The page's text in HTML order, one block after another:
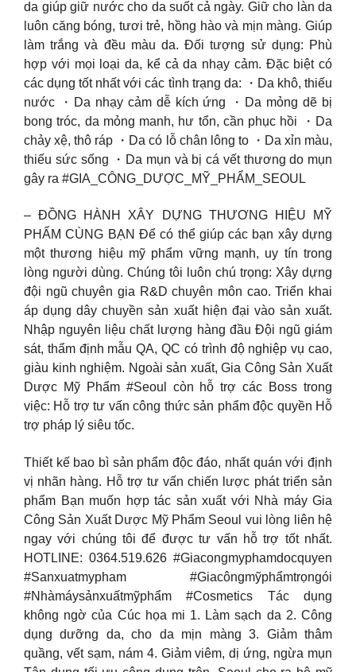
da giúp giữ nước cho da suốt cả ngày. Giữ cho làn da
luôn căng bóng, tươi trẻ, hồng hào và mịn màng. Giúp
làm trắng và đều màu da. Đối tượng sử dụng: Phù
hợp với mọi loại da, kể cả da nhạy cảm. Đặc biệt có
các dụng tốt nhất với các tình trạng da: ・Da khô, thiếu
nước ・Da nhạy cảm dễ kích ứng ・Da mỏng dẽ bị
bong tróc, da mỏng manh, hư tổn, cần phục hồi ・Da
chảy xệ, thô ráp ・Da có lỗ chân lông to ・Da xỉn màu,
thiếu sức sống ・Da mụn và bị cá vết thương do mụn
gây ra #GIA_CÔNG_DƯỢC_MỸ_PHẨM_SEOUL
– ĐỒNG HÀNH XÂY DỰNG THƯƠNG HIỆU MỸ
PHẨM CÙNG BẠN Để có thể giúp các bạn xây dựng
một thương hiệu mỹ phẩm vững mạnh, uy tín trong
lòng người dùng. Chúng tôi luôn chú trọng: Xây dựng
đội ngũ chuyên gia R&D chuyên môn cao. Triển khai
áp dụng dây chuyền sản xuất hiện đại vào sản xuất.
Nhập nguyên liệu chất lượng hàng đầu Đội ngũ giám
sát, thẩm định mẫu QA, QC có trình độ nghiệp vụ cao,
giàu kinh nghiệm. Ngoài sản xuất, Gia Công Sản Xuất
Dược Mỹ Phẩm #Seoul còn hỗ trợ các Boss trong
việc: Hỗ trợ tư vấn công thức sản phẩm độc quyền Hỗ
trợ pháp lý siêu tốc.
Thiết kế bao bì sản phẩm độc đáo, nhất quán với định
vị nhãn hàng. Hỗ trợ tư vấn chiến lược phát triển sản
phẩm Bạn muốn hợp tác sản xuất với Nhà máy Gia
Công Sản Xuất Dược Mỹ Phẩm Seoul vui lòng liên hệ
ngay với chúng tôi để được tư vấn hỗ trợ tốt nhất.
HOTLINE: 0364.519.626 #Giacongmyphamdocquyen
#Sanxuatmypham #Giacôngmỹphẩmtrọngói
#Nhàmáysảnxuấtmỹphẩm #Cosmetics Tác dụng
không ngờ của Cúc họa mi 1. Làm sạch da 2. Công
dụng dưỡng da, cho da mịn màng 3. Giảm thâm
quầng, vết sạm, nám 4. Giảm viêm, dị ứng, ngừa mụn